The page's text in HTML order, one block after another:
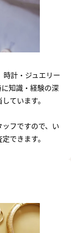
計・ジュエリー
知識・経験の深
ています。
フですので、い
できます。